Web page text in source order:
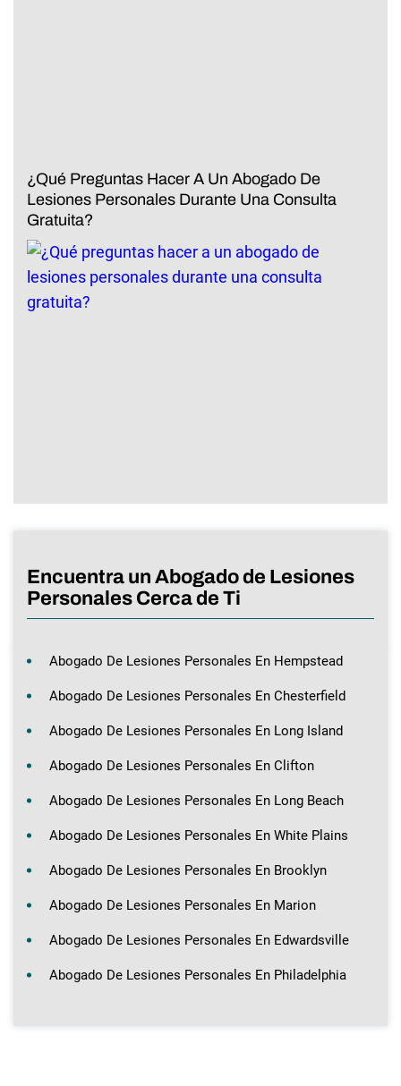
¿Qué Preguntas Hacer A Un Abogado De
Lesiones Personales Durante Una Consulta
Gratuita?
Encuentra un Abogado de Lesiones
Personales Cerca de Ti
Abogado De Lesiones Personales En Hempstead
Abogado De Lesiones Personales En Chesterfield
Abogado De Lesiones Personales En Long Island
Abogado De Lesiones Personales En Clifton
Abogado De Lesiones Personales En Long Beach
Abogado De Lesiones Personales En White Plains
Abogado De Lesiones Personales En Brooklyn
Abogado De Lesiones Personales En Marion
Abogado De Lesiones Personales En Edwardsville
Abogado De Lesiones Personales En Philadelphia